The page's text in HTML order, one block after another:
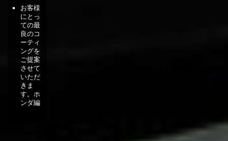
お客様
にとっ
ての最
良のコ
ーティ
ングを
ご提案
させて
いただ
きま
す。ホ
ンダ編